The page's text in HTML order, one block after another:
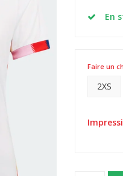
En
Faire un
2XS